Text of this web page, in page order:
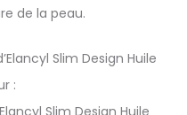
de la peau.
Slim Design Huile
:
Slim Design Huile